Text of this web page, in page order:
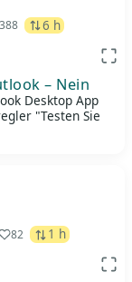
6 h
– Nein
Desktop App
"Testen Sie
82 1 h